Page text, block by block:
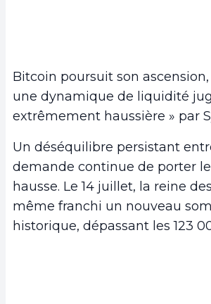
Bitcoin poursuit son
une dynamique de liquidité
extrêmement haussière » par
Un déséquilibre persistant
demande continue de porter
hausse. Le 14 juillet, la reine
même franchi un nouveau
historique, dépassant les 123